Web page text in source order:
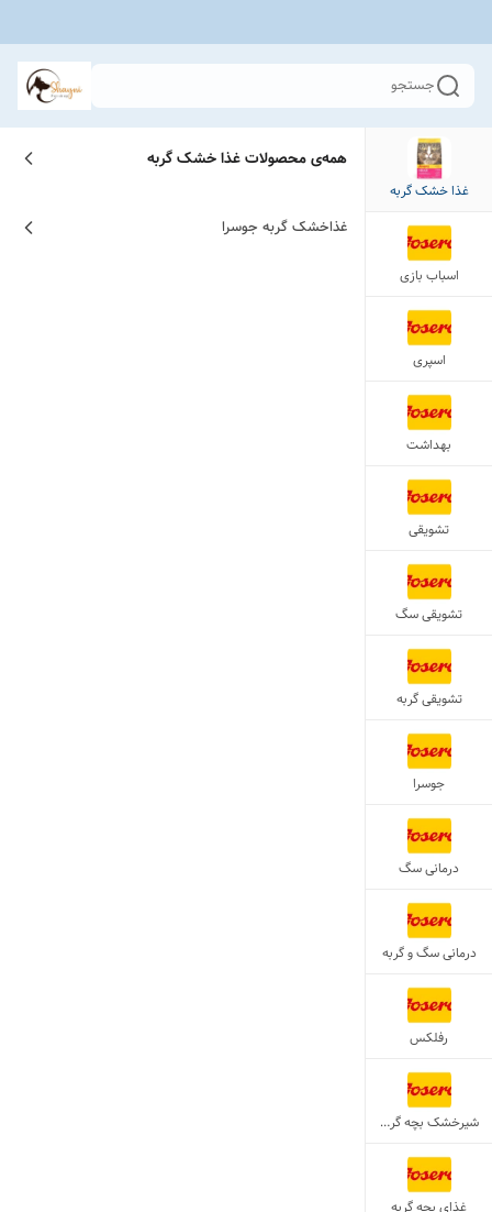
جستجو
غذا خشک گربه
اسباب بازی
اسپری
بهداشت
تشویقی
تشویقی سگ
تشویقی گربه
جوسرا
درمانی سگ
درمانی سگ و گربه
رفلکس
شیرخشک بچه گربه
غذای بچه گربه
همه‌ی محصولاتغذا خشک گربه
غذاخشک گربه جوسرا